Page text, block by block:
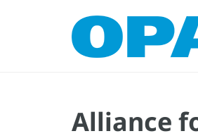
Alliance